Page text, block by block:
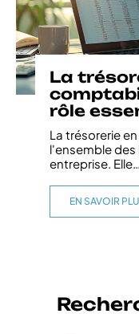
La
rôle
La trésorerie
l'ensemble
entreprise. Elle
EN SAVOIR